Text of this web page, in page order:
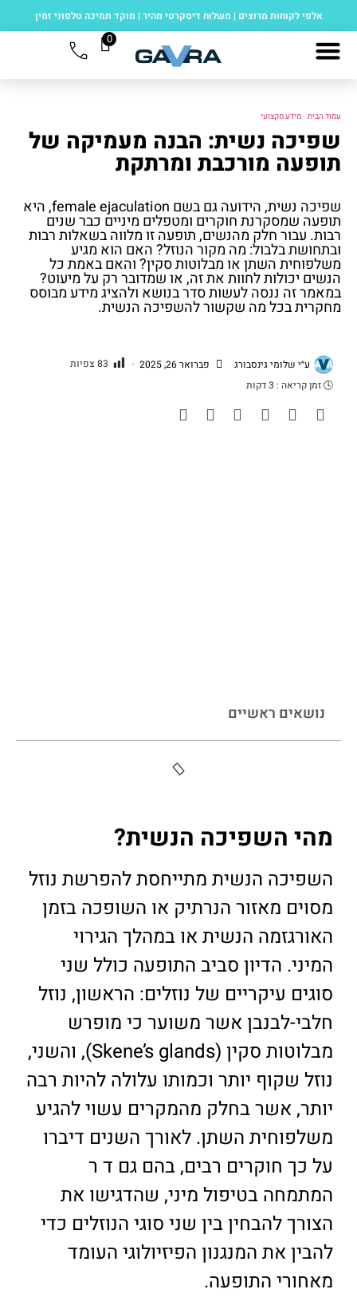
אלפי לקוחות מרוצים | משלוח דיסקרטי מהיר | מוקד תמיכה טלפוני זמין
0
עמוד הבית מידע מקצועי
שפיכה נשית: הבנה מעמיקה של
תופעה מורכבת ומרתקת
שפיכה נשית, הידועה גם בשם female ejaculation, היא
תופעה שמסקרנת חוקרים ומטפלים מיניים כבר שנים
רבות. עבור חלק מהנשים, תופעה זו מלווה בשאלות רבות
ובתחושת בלבול: מה מקור הנוזל? האם הוא מגיע
משלפוחית השתן או מבלוטות סקין? והאם באמת כל
הנשים יכולות לחוות את זה, או שמדובר רק על מיעוט?
במאמר זה ננסה לעשות סדר בנושא ולהציג מידע מבוסס
מחקרית בכל מה שקשור להשפיכה הנשית.
ע״י שלומי גינסבורג פברואר 26, 2025 •
83 צפיות
🕓זמן קריאה : 3דקות
נושאים ראשיים
מהי השפיכה הנשית?
השפיכה הנשית מתייחסת להפרשת נוזל
מסוים מאזור הנרתיק או השופכה בזמן
האורגזמה הנשית או במהלך הגירוי
המיני. הדיון סביב התופעה כולל שני
סוגים עיקריים של נוזלים: הראשון, נוזל
חלבי-לבנבן אשר משוער כי מופרש
מבלוטות סקין (Skene’s glands), והשני,
נוזל שקוף יותר וכמותו עלולה להיות רבה
יותר, אשר בחלק מהמקרים עשוי להגיע
משלפוחית השתן. לאורך השנים דיברו
על כך חוקרים רבים, בהם גם ד ר
המתמחה בטיפול מיני, שהדגישו את
הצורך להבחין בין שני סוגי הנוזלים כדי
להבין את המנגנון הפיזיולוגי העומד
מאחורי התופעה.